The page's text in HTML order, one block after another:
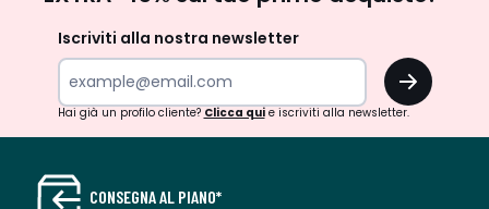
Iscriviti alla nostra newsletter
OK
Hai già un profilo cliente? Clicca quie iscriviti alla newsletter.
CONSEGNA AL PIANO*